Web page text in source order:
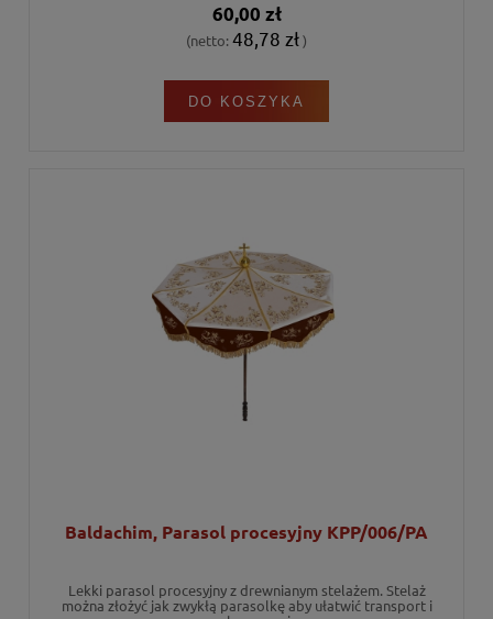
60,00 zł
(netto: 48,78 zł)
DO KOSZYKA
Baldachim, Parasol procesyjny KPP/006/PA
Lekki parasol procesyjny z drewnianym stelażem. Stelaż
można złożyć jak zwykłą parasolkę aby ułatwić transport i